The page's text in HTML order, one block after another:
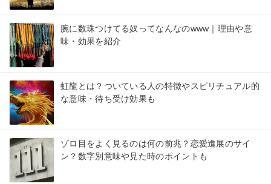
腕に数珠つけてる奴ってなんなのwww｜理由や意
味・効果を紹介
虹龍とは？ついている人の特徴やスピリチュアル的
な意味・待ち受け効果も
ゾロ目をよく見るのは何の前兆？恋愛進展のサイ
ン？数字別意味や見た時のポイントも